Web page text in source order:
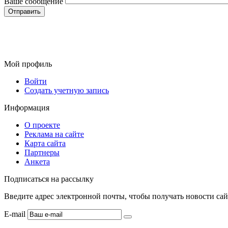
Мой профиль
Войти
Создать учетную запись
Информация
О проекте
Реклама на сайте
Карта сайта
Партнеры
Анкета
Подписаться на рассылку
Введите адрес электронной почты, чтобы получать новости
E-mail